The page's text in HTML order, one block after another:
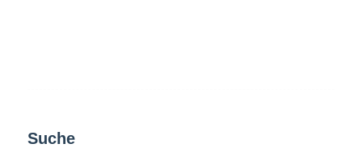
Suche